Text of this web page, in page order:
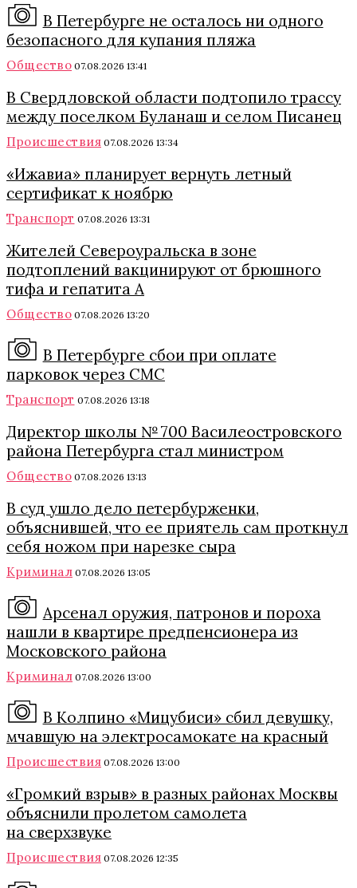
В Петербурге не осталось ни одного
безопасного для купания пляжа
Общество 07.08.2026 13:41
В Свердловской области подтопило трассу
между поселком Буланаш и селом Писанец
Происшествия 07.08.2026 13:34
«Ижавиа» планирует вернуть летный
сертификат к ноябрю
Транспорт 07.08.2026 13:31
Жителей Североуральска в зоне
подтоплений вакцинируют от брюшного
тифа и гепатита А
Общество 07.08.2026 13:20
В Петербурге сбои при оплате
парковок через СМС
Транспорт 07.08.2026 13:18
Директор школы № 700 Василеостровского
района Петербурга стал министром
Общество 07.08.2026 13:13
В суд ушло дело петербурженки,
объяснившей, что ее приятель сам проткнул
себя ножом при нарезке сыра
Криминал 07.08.2026 13:05
Арсенал оружия, патронов и пороха
нашли в квартире предпенсионера из
Московского района
Криминал 07.08.2026 13:00
В Колпино «Мицубиси» сбил девушку,
мчавшую на электросамокате на красный
Происшествия 07.08.2026 13:00
«Громкий взрыв» в разных районах Москвы
объяснили пролетом самолета
на сверхзвуке
Происшествия 07.08.2026 12:35